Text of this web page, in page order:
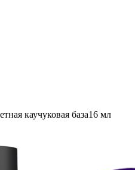
каучуковая база16 мл